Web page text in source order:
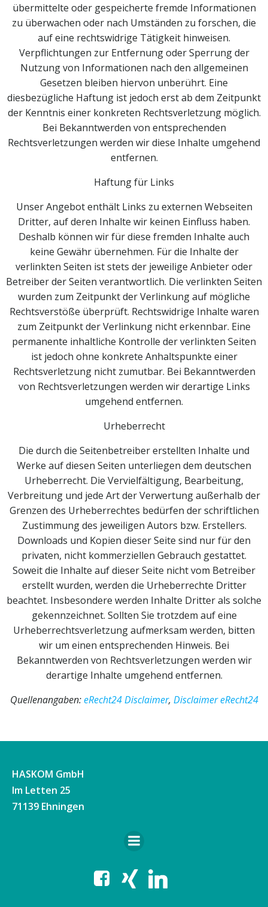
übermittelte oder gespeicherte fremde Informationen
zu überwachen oder nach Umständen zu forschen, die
auf eine rechtswidrige Tätigkeit hinweisen.
Verpflichtungen zur Entfernung oder Sperrung der
Nutzung von Informationen nach den allgemeinen
Gesetzen bleiben hiervon unberührt. Eine
diesbezügliche Haftung ist jedoch erst ab dem Zeitpunkt
der Kenntnis einer konkreten Rechtsverletzung möglich.
Bei Bekanntwerden von entsprechenden
Rechtsverletzungen werden wir diese Inhalte umgehend
entfernen.
Haftung für Links
Unser Angebot enthält Links zu externen Webseiten
Dritter, auf deren Inhalte wir keinen Einfluss haben.
Deshalb können wir für diese fremden Inhalte auch
keine Gewähr übernehmen. Für die Inhalte der
verlinkten Seiten ist stets der jeweilige Anbieter oder
Betreiber der Seiten verantwortlich. Die verlinkten Seiten
wurden zum Zeitpunkt der Verlinkung auf mögliche
Rechtsverstöße überprüft. Rechtswidrige Inhalte waren
zum Zeitpunkt der Verlinkung nicht erkennbar. Eine
permanente inhaltliche Kontrolle der verlinkten Seiten
ist jedoch ohne konkrete Anhaltspunkte einer
Rechtsverletzung nicht zumutbar. Bei Bekanntwerden
von Rechtsverletzungen werden wir derartige Links
umgehend entfernen.
Urheberrecht
Die durch die Seitenbetreiber erstellten Inhalte und
Werke auf diesen Seiten unterliegen dem deutschen
Urheberrecht. Die Vervielfältigung, Bearbeitung,
Verbreitung und jede Art der Verwertung außerhalb der
Grenzen des Urheberrechtes bedürfen der schriftlichen
Zustimmung des jeweiligen Autors bzw. Erstellers.
Downloads und Kopien dieser Seite sind nur für den
privaten, nicht kommerziellen Gebrauch gestattet.
Soweit die Inhalte auf dieser Seite nicht vom Betreiber
erstellt wurden, werden die Urheberrechte Dritter
beachtet. Insbesondere werden Inhalte Dritter als solche
gekennzeichnet. Sollten Sie trotzdem auf eine
Urheberrechtsverletzung aufmerksam werden, bitten
wir um einen entsprechenden Hinweis. Bei
Bekanntwerden von Rechtsverletzungen werden wir
derartige Inhalte umgehend entfernen.
Quellenangaben:eRecht24 Disclaimer, Disclaimer eRecht24
HASKOM GmbH
Im Letten 25
71139 Ehningen